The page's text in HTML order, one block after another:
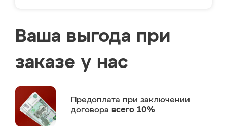
Ваша выгода при
заказе у нас
Предоплата при заключении
договора всего 10%